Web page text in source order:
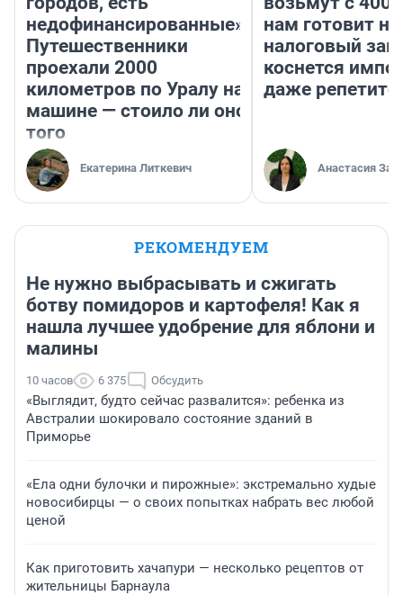
недофинансированные».
Путешественники
проехали 2000
километров по Уралу на
машине — стоило ли оно
того
Екатерина Литкевич
нам готовит
налоговый
коснется
даже
Анастасия
РЕКОМЕНДУЕМ
Не нужно выбрасывать и сжигать
ботву помидоров и картофеля! Как я
нашла лучшее удобрение для яблони и
малины
10 часов 6 375 Обсудить
«Выглядит, будто сейчас развалится»: ребенка из
Австралии шокировало состояние зданий в
Приморье
«Ела одни булочки и пирожные»: экстремально худые
новосибирцы — о своих попытках набрать вес любой
ценой
Как приготовить хачапури — несколько рецептов от
жительницы Барнаула